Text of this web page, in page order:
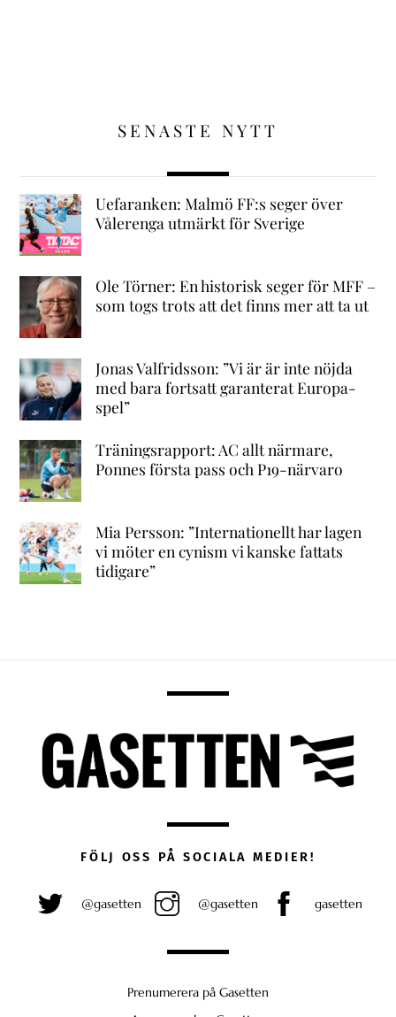
SENASTE NYTT
Uefaranken: Malmö FF:s seger över
Vålerenga utmärkt för Sverige
Ole Törner: En historisk seger för MFF –
som togs trots att det finns mer att ta ut
Jonas Valfridsson: ”Vi är är inte nöjda
med bara fortsatt garanterat Europa-
spel”
Träningsrapport: AC allt närmare,
Ponnes första pass och P19-närvaro
Mia Persson: ”Internationellt har lagen
vi möter en cynism vi kanske fattats
tidigare”
FÖLJ OSS PÅ SOCIALA MEDIER!
@gasetten @gasetten gasetten
Prenumerera på Gasetten